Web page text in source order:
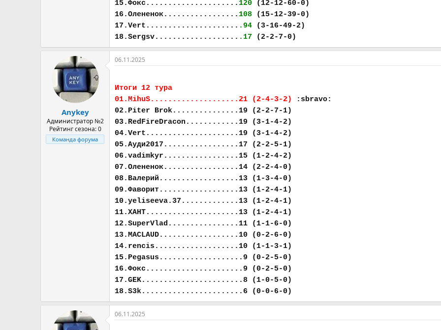
15.Фокс..................... 120 (12-12-60-0)
16.Олененок................. 108 (15-12-39-0)
17.Vert..................... .94 (3-16-49-2)
18.Sergsv................... .17 (2-2-7-0)
Anykey
Администратор №2
Рейтинг сезона: 0
Команда форума
06.11.2025
Итоги 12 тура
01.MihuS....................21 (2-4-3-2)
:sbravo:
02.Piter Brok...............19 (2-2-7-1)
03.RedFireDracon............19 (3-1-4-2)
04.Vert.....................19 (3-1-4-2)
05.Ауди2017.................17 (2-2-5-1)
06.vadimkyr.................15 (1-2-4-2)
07.Олененок.................14 (2-2-4-0)
08.Валерий..................13 (1-3-4-0)
09.Фаворит..................13 (1-2-4-1)
10.yeliseeva.37.............13 (1-2-4-1)
11.ХАНТ.....................13 (1-2-4-1)
12.SuperVlad................11 (1-1-6-0)
13.MACLAUD..................10 (0-2-6-0)
14.rencis...................10 (1-1-3-1)
15.Pegasus...................9 (0-2-5-0)
16.Фокс......................9 (0-2-5-0)
17.GEK.......................8 (1-0-5-0)
18.S3k.......................6 (0-0-6-0)
06.11.2025